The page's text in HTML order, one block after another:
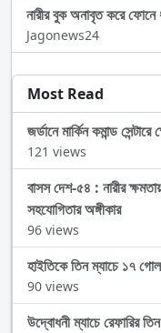
নারীর বুক অনাবৃত করে ফোনে
Jagonews24
Most Read
জর্ডানে মার্কিন কমান্ড
121 views
বাসস দেশ-৫৪ : নারীর
সহযোগিতার অঙ্গীকার
96 views
হাইতিকে তিন ম্যাচে ১৭
90 views
উদ্বোধনী ম্যাচে রেফারির